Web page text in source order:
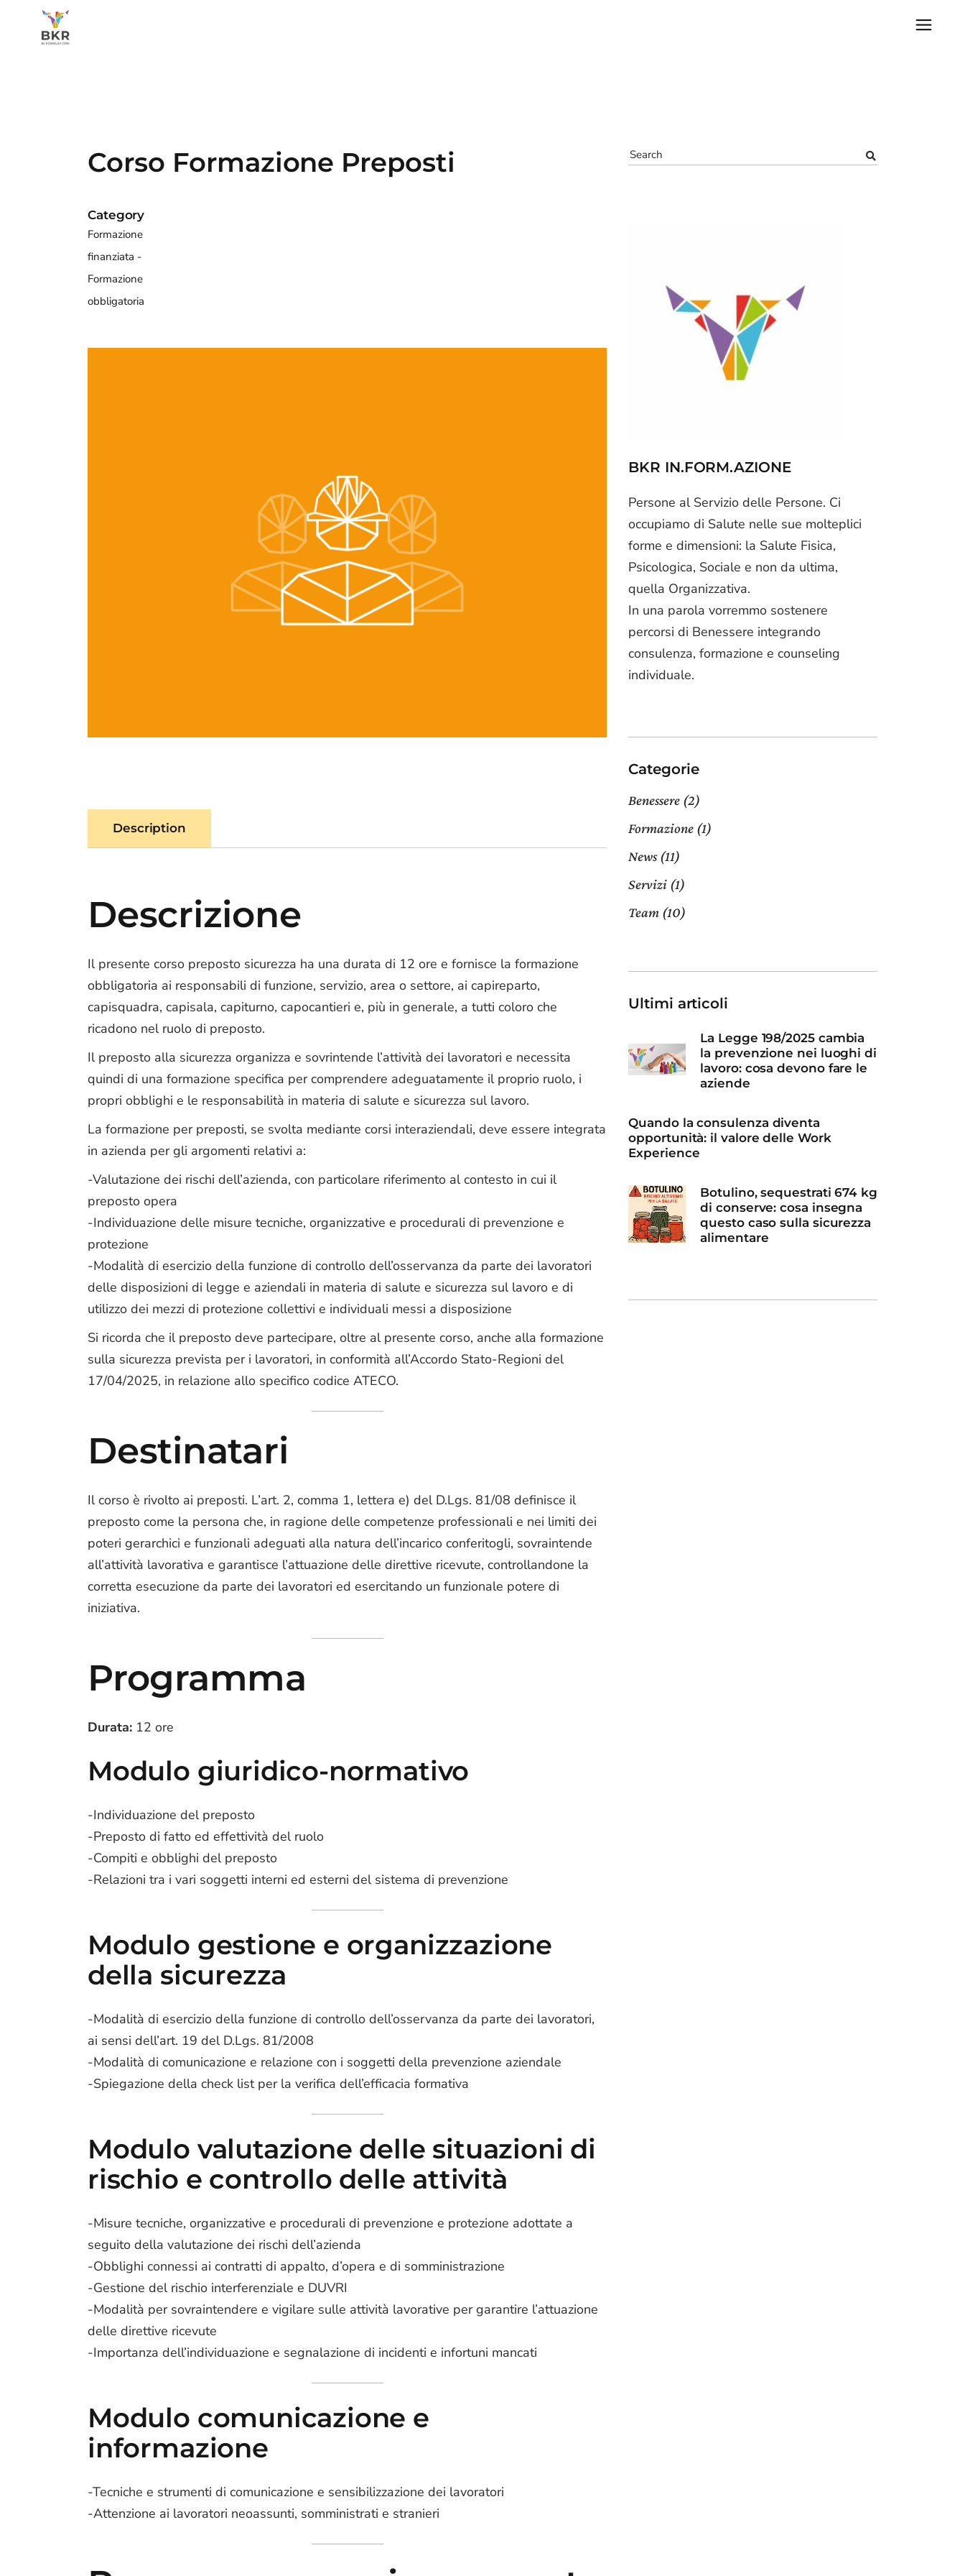
Corso Formazione Preposti
Category
Formazione
finanziata
Formazione
obbligatoria
Description
Descrizione
Il presente corso preposto sicurezza ha una durata di 12 ore e fornisce la formazione
obbligatoria ai responsabili di funzione, servizio, area o settore, ai capireparto,
capisquadra, capisala, capiturno, capocantieri e, più in generale, a tutti coloro che
ricadono nel ruolo di preposto.
Il preposto alla sicurezza organizza e sovrintende l’attività dei lavoratori e necessita
quindi di una formazione specifica per comprendere adeguatamente il proprio ruolo, i
propri obblighi e le responsabilità in materia di salute e sicurezza sul lavoro.
La formazione per preposti, se svolta mediante corsi interaziendali, deve essere integrata
in azienda per gli argomenti relativi a:
-Valutazione dei rischi dell’azienda, con particolare riferimento al contesto in cui il
preposto opera
-Individuazione delle misure tecniche, organizzative e procedurali di prevenzione e
protezione
-Modalità di esercizio della funzione di controllo dell’osservanza da parte dei lavoratori
delle disposizioni di legge e aziendali in materia di salute e sicurezza sul lavoro e di
utilizzo dei mezzi di protezione collettivi e individuali messi a disposizione
Si ricorda che il preposto deve partecipare, oltre al presente corso, anche alla formazione
sulla sicurezza prevista per i lavoratori, in conformità all’Accordo Stato-Regioni del
17/04/2025, in relazione allo specifico codice ATECO.
Destinatari
Il corso è rivolto ai preposti. L’art. 2, comma 1, lettera e) del D.Lgs. 81/08 definisce il
preposto come la persona che, in ragione delle competenze professionali e nei limiti dei
poteri gerarchici e funzionali adeguati alla natura dell’incarico conferitogli, sovraintende
all’attività lavorativa e garantisce l’attuazione delle direttive ricevute, controllandone la
corretta esecuzione da parte dei lavoratori ed esercitando un funzionale potere di
iniziativa.
Programma
Durata: 12 ore
Modulo giuridico-normativo
-Individuazione del preposto
-Preposto di fatto ed effettività del ruolo
-Compiti e obblighi del preposto
-Relazioni tra i vari soggetti interni ed esterni del sistema di prevenzione
Modulo gestione e organizzazione
della sicurezza
-Modalità di esercizio della funzione di controllo dell’osservanza da parte dei lavoratori,
ai sensi dell’art. 19 del D.Lgs. 81/2008
-Modalità di comunicazione e relazione con i soggetti della prevenzione aziendale
-Spiegazione della check list per la verifica dell’efficacia formativa
Modulo valutazione delle situazioni di
rischio e controllo delle attività
-Misure tecniche, organizzative e procedurali di prevenzione e protezione adottate a
seguito della valutazione dei rischi dell’azienda
-Obblighi connessi ai contratti di appalto, d’opera e di somministrazione
-Gestione del rischio interferenziale e DUVRI
-Modalità per sovraintendere e vigilare sulle attività lavorative per garantire l’attuazione
delle direttive ricevute
-Importanza dell’individuazione e segnalazione di incidenti e infortuni mancati
Modulo comunicazione e
informazione
-Tecniche e strumenti di comunicazione e sensibilizzazione dei lavoratori
-Attenzione ai lavoratori neoassunti, somministrati e stranieri
BKR IN.FORM.AZIONE
Persone al Servizio delle Persone. Ci
occupiamo di Salute nelle sue molteplici
forme e dimensioni: la Salute Fisica,
Psicologica, Sociale e non da ultima,
quella Organizzativa.
In una parola vorremmo sostenere
percorsi di Benessere integrando
consulenza, formazione e counseling
individuale.
Categorie
Benessere (2)
Formazione (1)
News(11)
Servizi (1)
Team (10)
Ultimi articoli
La Legge 198/2025 cambia
la prevenzione nei luoghi di
lavoro: cosa devono fare le
aziende
Quando la consulenza diventa
opportunità: il valore delle Work
Experience
Botulino, sequestrati 674 kg
di conserve: cosa insegna
questo caso sulla sicurezza
alimentare